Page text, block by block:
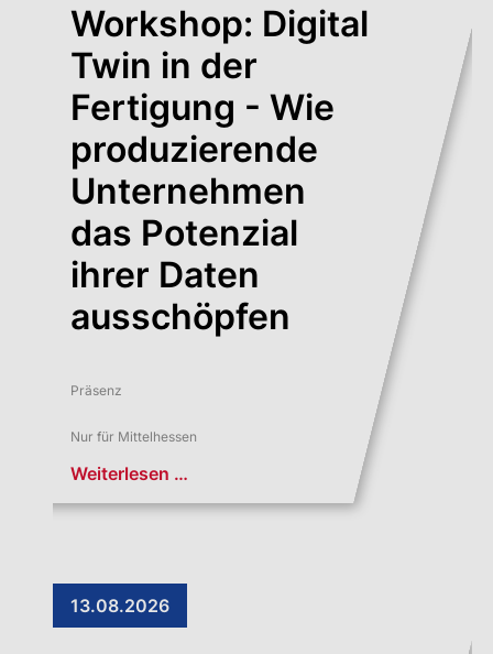
Workshop: Digital
Twin in der
Fertigung - Wie
produzierende
Unternehmen
das Potenzial
ihrer Daten
ausschöpfen
Präsenz
Nur für Mittelhessen
Weiterlesen …
13.08.2026